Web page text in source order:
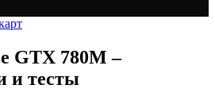
GTX 780M –
и тесты